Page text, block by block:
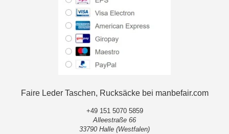
Faire Leder Taschen, Rucksäcke bei manbefair.com
+49 151 5070 5859
Alleestraße 66
33790 Halle (Westfalen)